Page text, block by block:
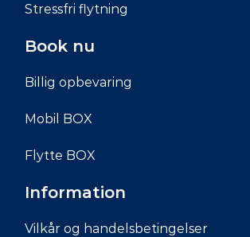
Stressfri flytning
Book nu
Billig opbevaring
Mobil BOX
Flytte BOX
Information
Vilkår og handelsbetingelser